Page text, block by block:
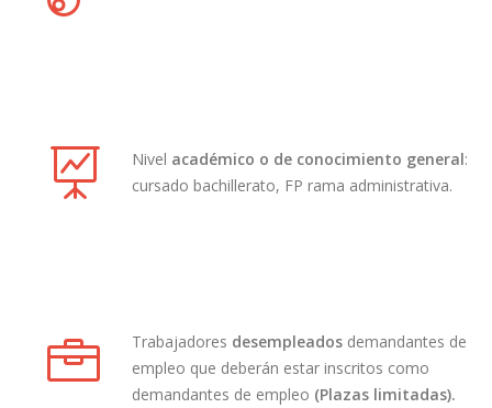
Nivel académico o de conocimiento general:
cursado bachillerato, FP rama administrativa.
Trabajadores desempleadosdemandantes de
empleo que deberán estar inscritos como
demandantes de empleo (Plazas limitadas).